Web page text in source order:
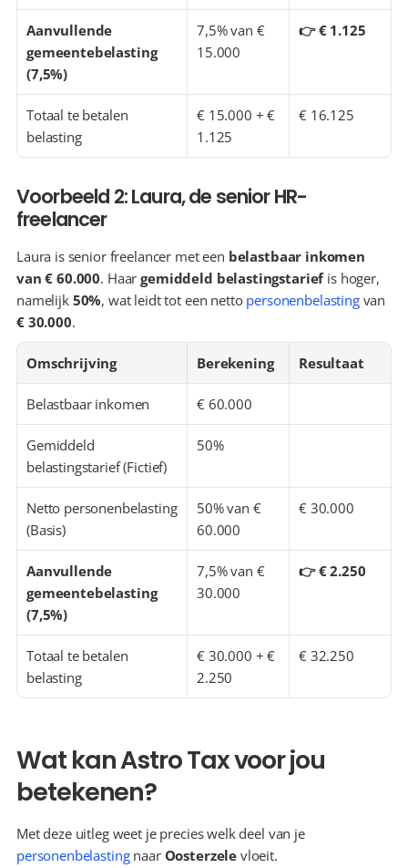
Aanvullende
gemeentebelasting
(7,5%)
7,5% van €
15.000
👉 € 1.125
Totaal te betalen
belasting
€ 15.000 + €
1.125
€ 16.125
Voorbeeld 2: Laura, de senior HR-
freelancer
Laura is senior freelancer met een belastbaar inkomen
van € 60.000. Haar gemiddeld belastingstarief is hoger,
namelijk 50%, wat leidt tot een netto personenbelasting
€ 30.000.
Omschrijving Berekening Resultaat
Belastbaar inkomen € 60.000
Gemiddeld
belastingstarief (Fictief)
50%
Netto personenbelasting
(Basis)
50% van €
60.000
€ 30.000
Aanvullende
gemeentebelasting
(7,5%)
7,5% van €
30.000
👉 € 2.250
Totaal te betalen
belasting
€ 30.000 + €
2.250
€ 32.250
Wat kan Astro Tax voor jou
betekenen?
Met deze uitleg weet je precies welk deel van je
personenbelasting naar Oosterzele vloeit.